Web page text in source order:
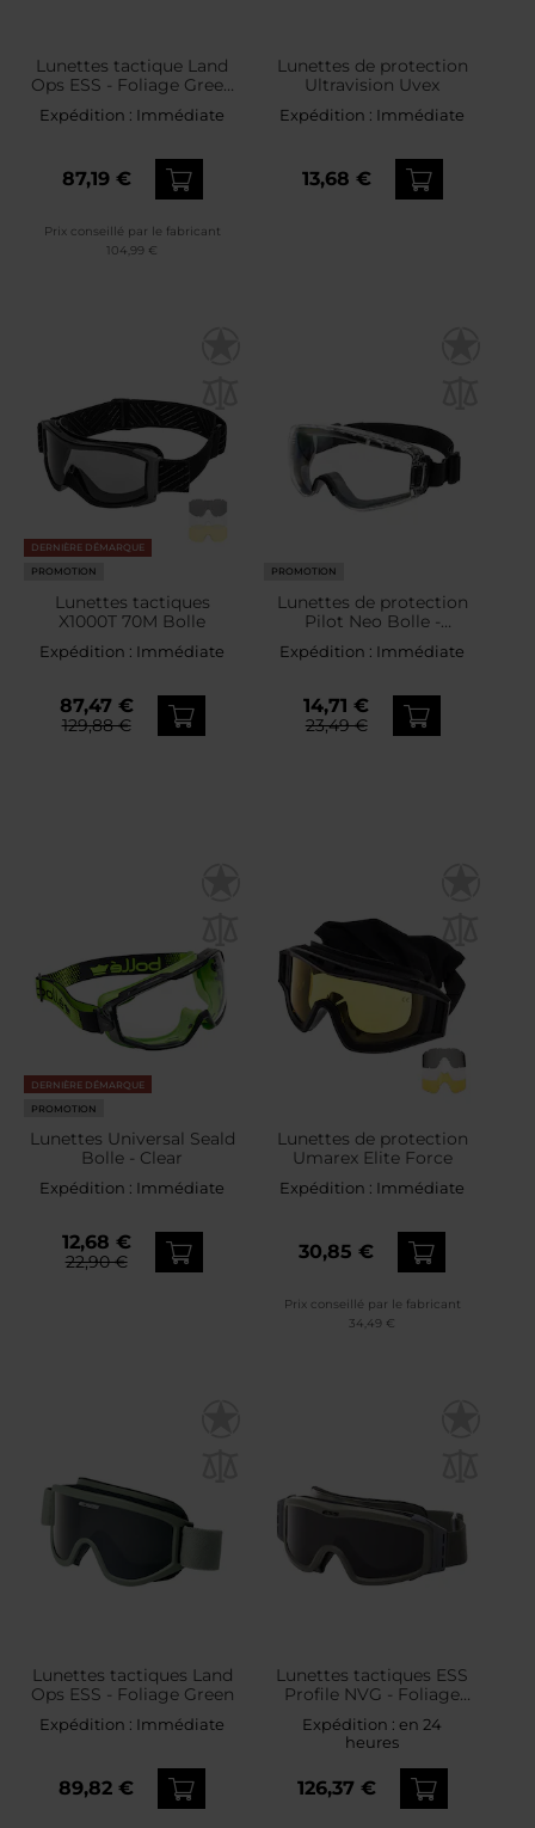
Lunettes tactique Land
Ops ESS - Foliage Green
Expédition : Immédiate
87,19 €
Prix conseillé par le fabricant
104,99 €
Lunettes de protection
Ultravision Uvex
Expédition : Immédiate
13,68 €
DERNIÈRE DÉMARQUE
PROMOTION
Lunettes tactiques
X1000T 70M Bolle
Expédition : Immédiate
87,47 €
129,88 €
PROMOTION
Lunettes de protection
Pilot Neo Bolle -
Clean/Black
Expédition : Immédiate
14,71 €
23,49 €
DERNIÈRE DÉMARQUE
PROMOTION
Lunettes Universal Seald
Bolle - Clear
Expédition : Immédiate
12,68 €
22,90 €
Lunettes de protection
Umarex Elite Force
Expédition : Immédiate
30,85 €
Prix conseillé par le fabricant
34,49 €
Lunettes tactiques Land
Ops ESS - Foliage Green
Expédition : Immédiate
89,82 €
Lunettes tactiques ESS
Profile NVG - Foliage
Green
Expédition :en 24
heures
126,37 €